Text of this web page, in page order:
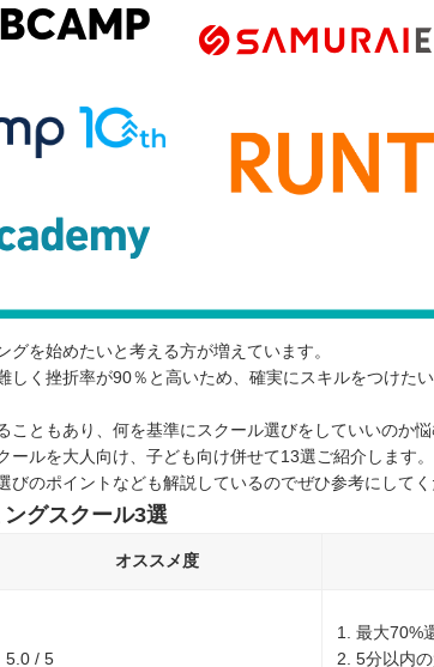
を始めたいと考える方が増えています。
しく挫折率が90％と高いため、確実にスキルをつけた
ともあり、何を基準にスクール選びをしていいのか悩
ルを大人向け、子ども向け併せて13選ご紹介します。
のポイントなども解説しているのでぜひ参考にしてく
グスクール3選
オススメ度
5.0 / 5
1. 最大70%
2. 5分以内